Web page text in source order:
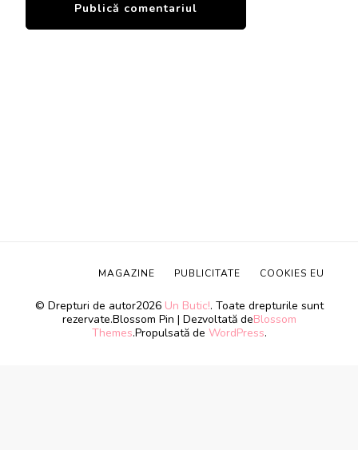
© Drepturi de autor2026 Un Butic!. Toate drepturile sunt
rezervate.Blossom Pin | Dezvoltată deBlossom
Themes.Propulsată de WordPress.
MAGAZINE PUBLICITATE COOKIES EU